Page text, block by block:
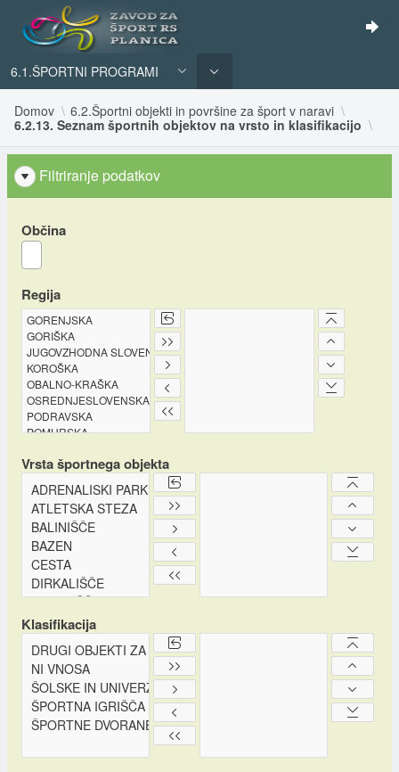
6.1.ŠPORTNI PROGRAMI
Domov
6.2.Športni objekti in površine za šport v naravi
6.2.13. Seznam športnih objektov na vrsto in klasifikacijo
Filtriranje podatkov
Občina
Regija
Vrsta športnega objekta
Klasifikacija